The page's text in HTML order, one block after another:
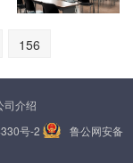
156
司介绍
号-2
鲁公网安备